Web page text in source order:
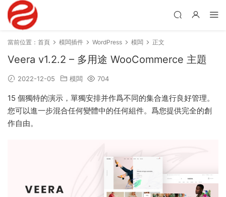
當前位置： 首頁 模闆插件 WordPress 模闆 正文
Veera v1.2.2 – 多用途 WooCommerce 主題
2022-12-05 模闆 704
15 個獨特的演示，單獨安排并作爲不同的集合進行良好管理。
您可以進一步混合任何變體中的任何組件。爲您提供完全的創
作自由。